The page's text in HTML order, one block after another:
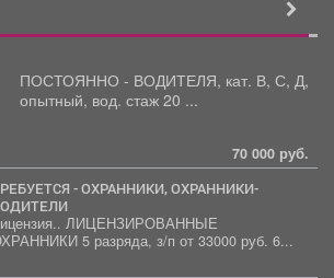
ПОСТОЯННО - ВОДИТЕЛЯ, кат. В, С, Д,
опытный, вод. стаж 20 ...
70 000 руб.
ЛИЦЕНЗИРОВАННЫЕ
ОХРАННИКИ 5 разряда, з/п от 33000 руб. 6...